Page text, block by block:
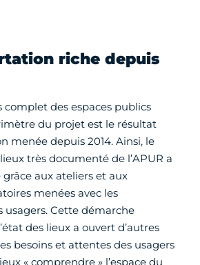
riche depuis
complet des espaces publics
du projet est le résultat
menée depuis 2014. Ainsi, le
très documenté de l’APUR a
aux ateliers et aux
menées avec les
usagers. Cette démarche
des lieux a ouvert d’autres
besoins et attentes des usagers
« comprendre » l’espace du